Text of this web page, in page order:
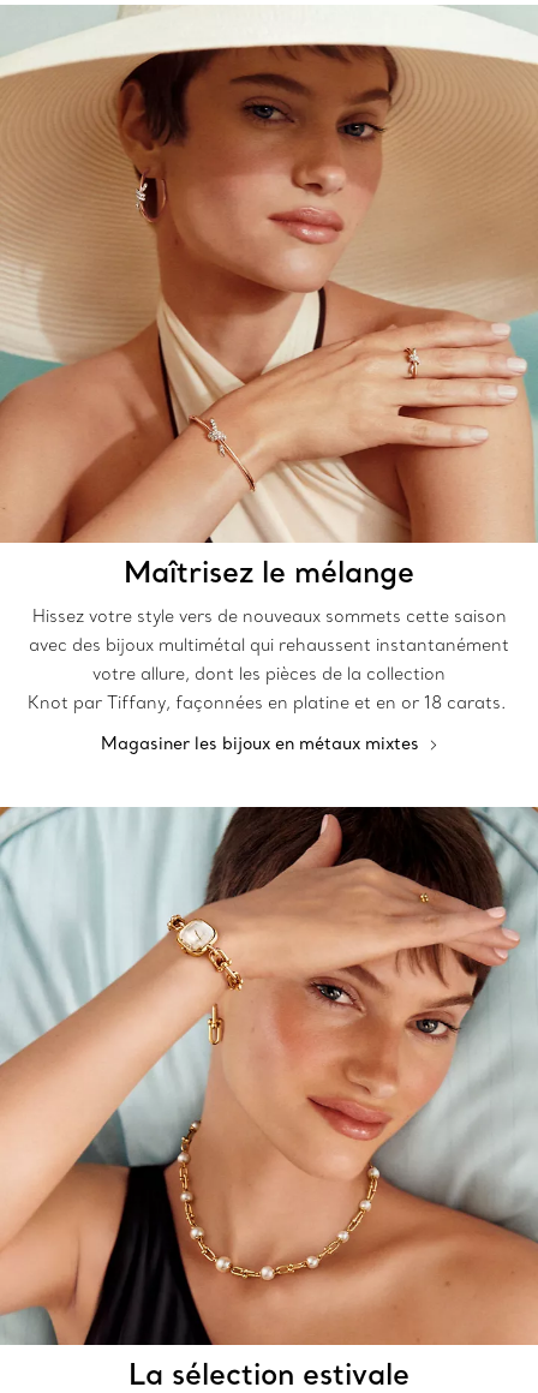
Maîtrisez le mélange
Hissez votre style vers de nouveaux sommets cette saison
avec des bijoux multimétal qui rehaussent instantanément
votre allure, dont les pièces de la collection
Knot par Tiffany, façonnées en platine et en or 18 carats.
Magasiner les bijoux en métaux mixtes
La sélection estivale